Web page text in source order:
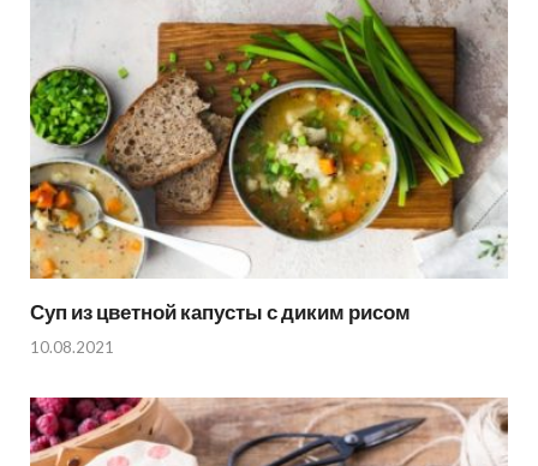
Суп из цветной капусты с диким рисом
10.08.2021